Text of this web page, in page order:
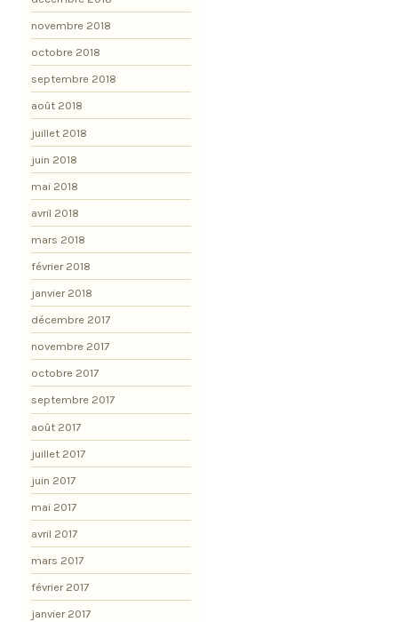
novembre 2018
octobre 2018
septembre 2018
août 2018
juillet 2018
juin 2018
mai 2018
avril 2018
mars 2018
février 2018
janvier 2018
décembre 2017
novembre 2017
octobre 2017
septembre 2017
août 2017
juillet 2017
juin 2017
mai 2017
avril 2017
mars 2017
février 2017
janvier 2017